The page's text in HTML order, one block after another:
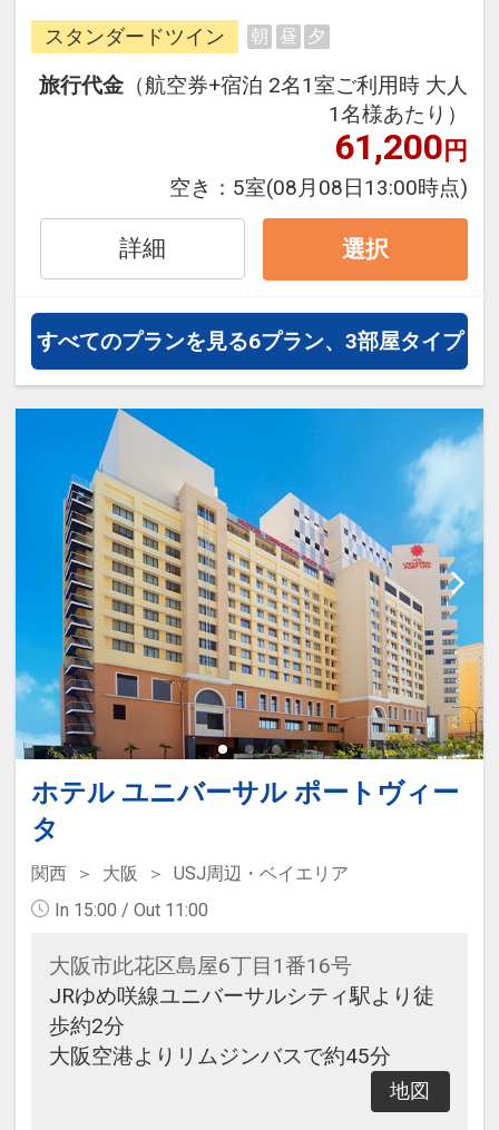
ど、オフィシャルホテルならではの
メリットが満載です。パークで大人
気のミニオンがホテルでも大騒ぎ♪
客室は落ち着いた色で上質なデザイ
ンの快適空間。エリアトップクラス
の広さを誇り、ゆったりとお寛ぎい
ただけます。
スタンダードツイン 朝 昼 夕
旅行代金 （航空券+宿泊 2名1室ご利用時 大人
1名様あたり）
61,200円
空き： 5室(08月08日13:00時点)
詳細 選択
すべてのプランを見る6プラン、3部屋タイプ
ホテル ユニバーサル ポートヴィー
タ
関西 大阪
USJ周辺・ベイエリア
In 15:00 / Out 11:00
大阪市此花区島屋6丁目1番16号
JRゆめ咲線ユニバーサルシティ駅より徒
歩約2分
大阪空港よりリムジンバスで約45分
地図